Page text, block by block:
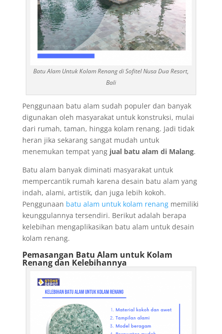
Batu Alam Untuk Kolam Renang di Sofitel Nusa Dua Resort,
Bali
Penggunaan batu alam sudah populer dan banyak
digunakan oleh masyarakat untuk konstruksi, mulai
dari rumah, taman, hingga kolam renang. Jadi tidak
heran jika sekarang sangat mudah untuk
menemukan tempat yang jual batu alam di Malang.
Batu alam banyak diminati masyarakat untuk
mempercantik rumah karena desain batu alam yang
indah, alami, artistik, dan juga lebih kokoh.
Penggunaan batu alam untuk kolam renangmemiliki
keunggulannya tersendiri. Berikut adalah berapa
kelebihan mengaplikasikan batu alam untuk desain
kolam renang.
Pemasangan Batu Alam untuk Kolam
Renang dan Kelebihannya